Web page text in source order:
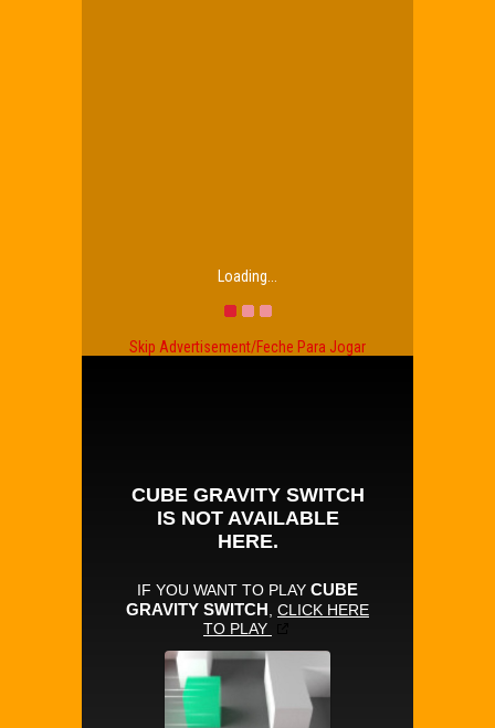
Loading...
Skip Advertisement/Feche Para Jogar